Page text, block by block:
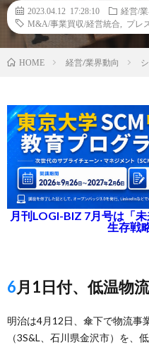
2023.04.12 17:28:10
経営/
M&A/事業買収/経営統合
プレ
HOME 経営/業界動向
月刊LOGI-BIZ 7月号は「
生存戦
6月1日付、低温物
明治は4月12日、傘下で物流事
（3S&L、石川県金沢市）を、